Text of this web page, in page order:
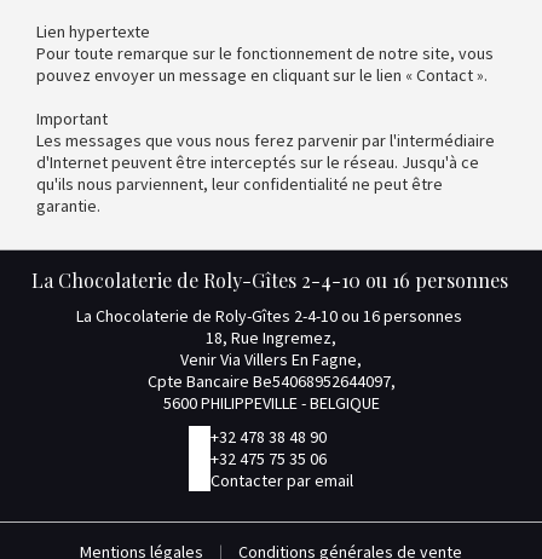
Lien hypertexte
Pour toute remarque sur le fonctionnement de notre site, vous
pouvez envoyer un message en cliquant sur le lien « Contact ».
Important
Les messages que vous nous ferez parvenir par l'intermédiaire
d'Internet peuvent être interceptés sur le réseau. Jusqu'à ce
qu'ils nous parviennent, leur confidentialité ne peut être
garantie.
La Chocolaterie de Roly-Gîtes 2-4-10 ou 16 personnes
La Chocolaterie de Roly-Gîtes 2-4-10 ou 16 personnes
18, Rue Ingremez,
Venir Via Villers En Fagne,
Cpte Bancaire Be54068952644097,
5600 PHILIPPEVILLE - BELGIQUE
+32 478 38 48 90
+32 475 75 35 06
Contacter par email
Mentions légales | Conditions générales de vente